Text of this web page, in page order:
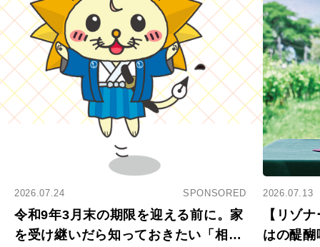
2026.07.24 SPONSORED
令和9年3月末の期限を迎える前に。家
を受け継いだら知っておきたい「相続
2026.07.13
【リゾ
はの醍